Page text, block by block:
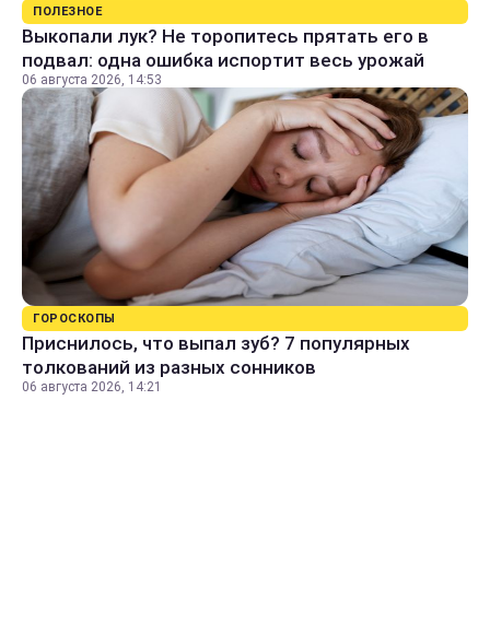
ПОЛЕЗНОЕ
Выкопали лук? Не торопитесь прятать его в
подвал: одна ошибка испортит весь урожай
06 августа 2026, 14:53
ГОРОСКОПЫ
Приснилось, что выпал зуб? 7 популярных
толкований из разных сонников
06 августа 2026, 14:21